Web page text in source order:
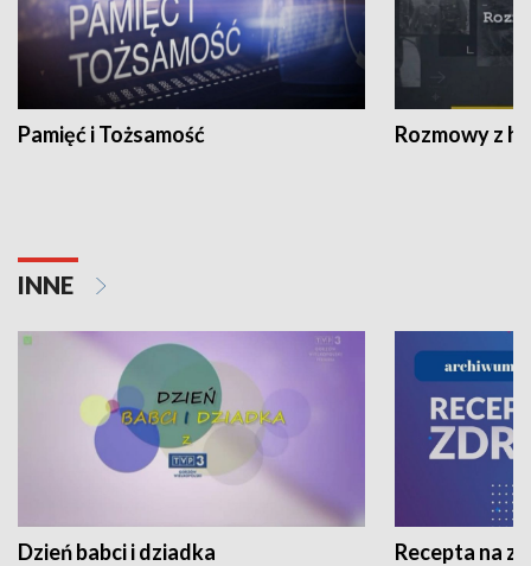
Pamięć i Tożsamość Rozmowy z
INNE
Dzień babci i dziadka Recepta na